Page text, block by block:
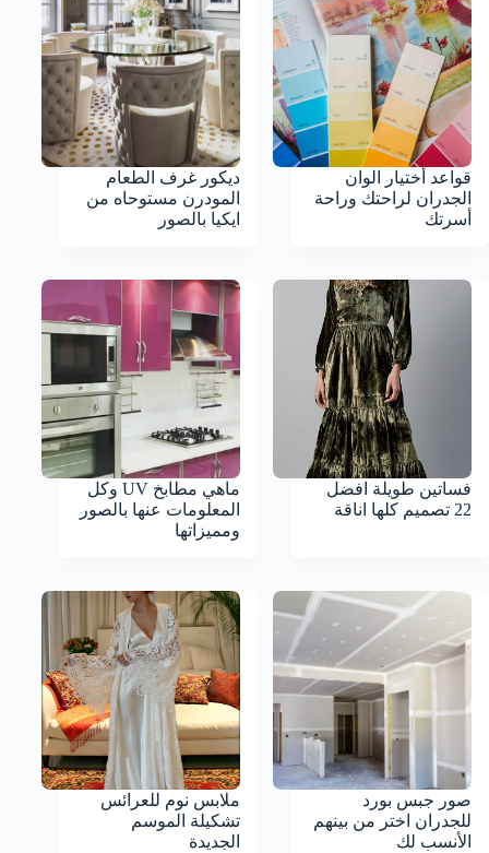
قواعد أختيار الوان
الجدران لراحتك وراحة
أسرتك
ديكور غرف الطعام
المودرن مستوحاه من
ايكيا بالصور
فساتين طويلة افضل
22 تصميم كلها اناقة
ماهي مطابخ UV وكل
المعلومات عنها بالصور
ومميزاتها
صور جبس بورد
للجدران اختر من بينهم
الأنسب لك
ملابس نوم للعرائس
تشكيلة الموسم
الجديدة